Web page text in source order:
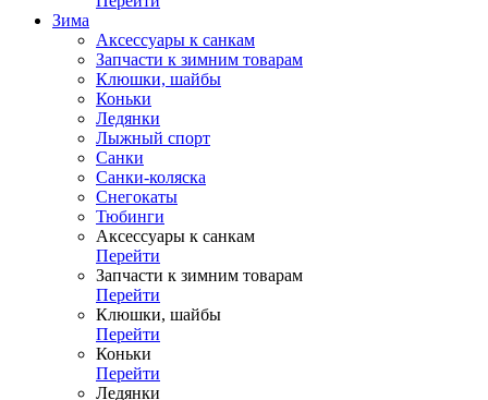
Зима
Аксессуары к санкам
Запчасти к зимним товарам
Клюшки, шайбы
Коньки
Ледянки
Лыжный спорт
Санки
Санки-коляска
Снегокаты
Тюбинги
Аксессуары к санкам
Перейти
Запчасти к зимним товарам
Перейти
Клюшки, шайбы
Перейти
Коньки
Перейти
Ледянки